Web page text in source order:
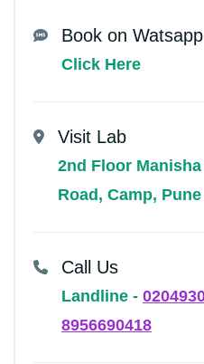
Book on Watsapp
Click Here
Visit Lab
2nd Floor
Road, Camp, Pune
Call Us
Landline -
8956690418